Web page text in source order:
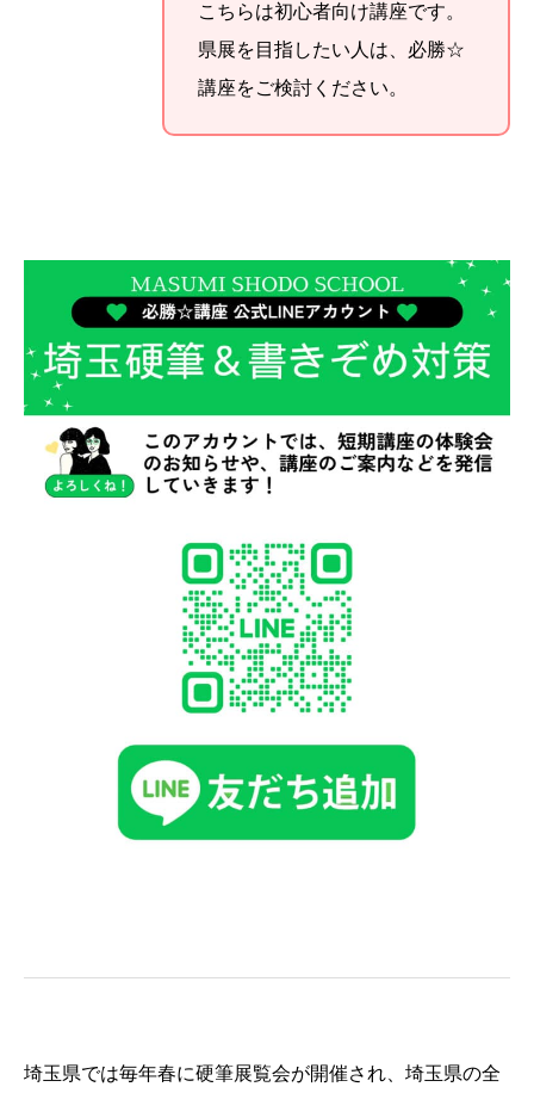
こちらは初心者向け講座です。
県展を目指したい人は、必勝☆
講座をご検討ください。
埼玉県では毎年春に硬筆展覧会が開催され、埼玉県の全